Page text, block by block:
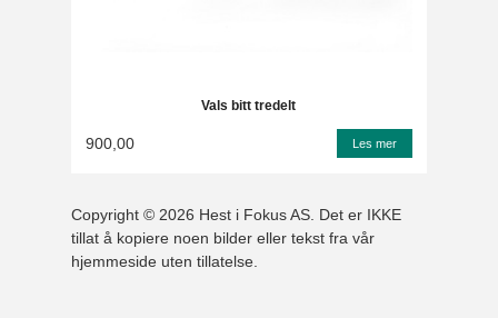
Vals bitt tredelt
900,00 Les mer
Copyright © 2026 Hest i Fokus AS. Det er IKKE
tillat å kopiere noen bilder eller tekst fra vår
hjemmeside uten tillatelse.